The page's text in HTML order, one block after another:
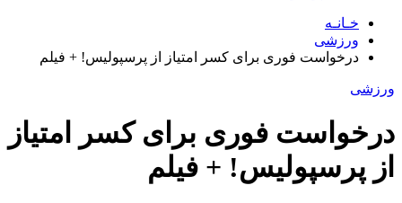
خـانـه
ورزشی
درخواست فوری برای کسر امتیاز از پرسپولیس! + فیلم
ورزشی
درخواست فوری برای کسر امتیاز
از پرسپولیس! + فیلم